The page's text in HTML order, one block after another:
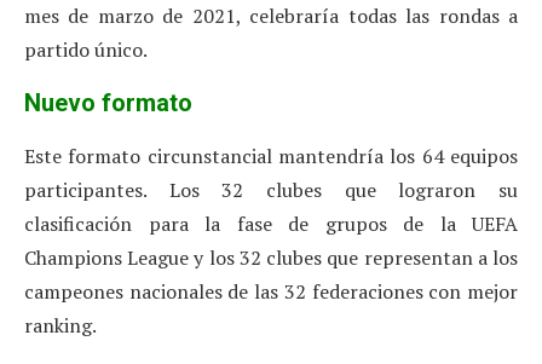
mes de marzo de 2021, celebraría todas las rondas a
partido único.
Nuevo formato
Este formato circunstancial mantendría los 64 equipos
participantes. Los 32 clubes que lograron su
clasificación para la fase de grupos de la UEFA
Champions League y los 32 clubes que representan a los
campeones nacionales de las 32 federaciones con mejor
ranking.